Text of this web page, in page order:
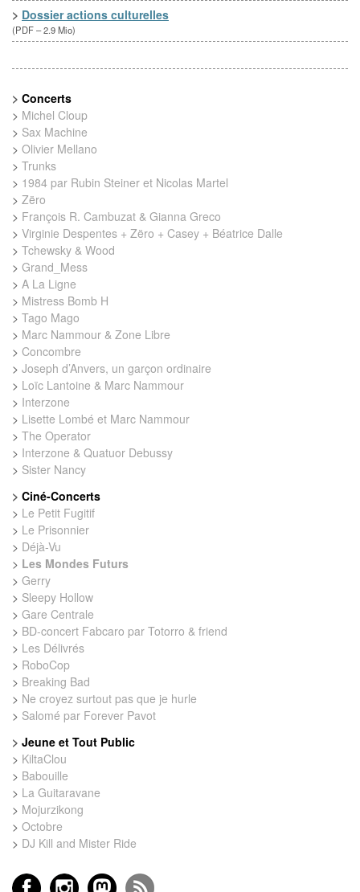
> Dossier actions culturelles
(PDF – 2.9 Mio)
> Concerts
> Michel Cloup
> Sax Machine
> Olivier Mellano
> Trunks
> 1984 par Rubin Steiner et Nicolas Martel
> Zëro
> François R. Cambuzat & Gianna Greco
> Virginie Despentes + Zëro + Casey + Béatrice Dalle
> Tchewsky & Wood
> Grand_Mess
> A La Ligne
> Mistress Bomb H
> Tago Mago
> Marc Nammour & Zone Libre
> Concombre
> Joseph d’Anvers, un garçon ordinaire
> Loïc Lantoine & Marc Nammour
> Interzone
> Lisette Lombé et Marc Nammour
> The Operator
> Interzone & Quatuor Debussy
> Sister Nancy
> Ciné-Concerts
> Le Petit Fugitif
> Le Prisonnier
> Déjà-Vu
> Les Mondes Futurs
> Gerry
> Sleepy Hollow
> Gare Centrale
> BD-concert Fabcaro par Totorro & friend
> Les Délivrés
> RoboCop
> Breaking Bad
> Ne croyez surtout pas que je hurle
> Salomé par Forever Pavot
> Jeune et Tout Public
> KiltaClou
> Babouille
> La Guitaravane
> Mojurzikong
> Octobre
> DJ Kill and Mister Ride